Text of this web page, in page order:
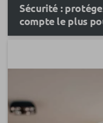
Sécurité :
compte le plus